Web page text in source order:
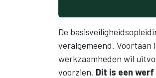
De
veralgemeend. Voortaan
werkzaamheden wil
voorzien. Dit is een